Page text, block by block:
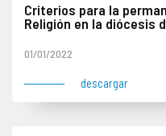
Criterios para la
Religión en la diócesis
01/01/2022
descargar